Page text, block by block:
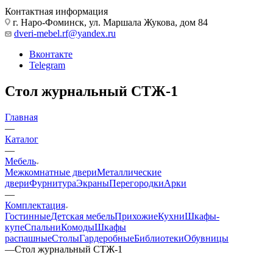
Контактная информация
г. Наро-Фоминск, ул. Маршала Жукова, дом 84
dveri-mebel.rf@yandex.ru
Вконтакте
Telegram
Стол журнальный СТЖ-1
Главная
—
Каталог
—
Мебель
Межкомнатные двериМеталлические
двериФурнитураЭкраныПерегородкиАрки
—
Комплектация
ГостинныеДетская мебельПрихожиеКухниШкафы-
купеСпальниКомодыШкафы
распашныеСтолыГардеробныеБиблиотекиОбувницы
—Стол журнальный СТЖ-1